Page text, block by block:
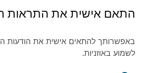
התאם אישית את התראות
באפשרותך להתאים אישית את הודעות
לשמוע באוזניות.